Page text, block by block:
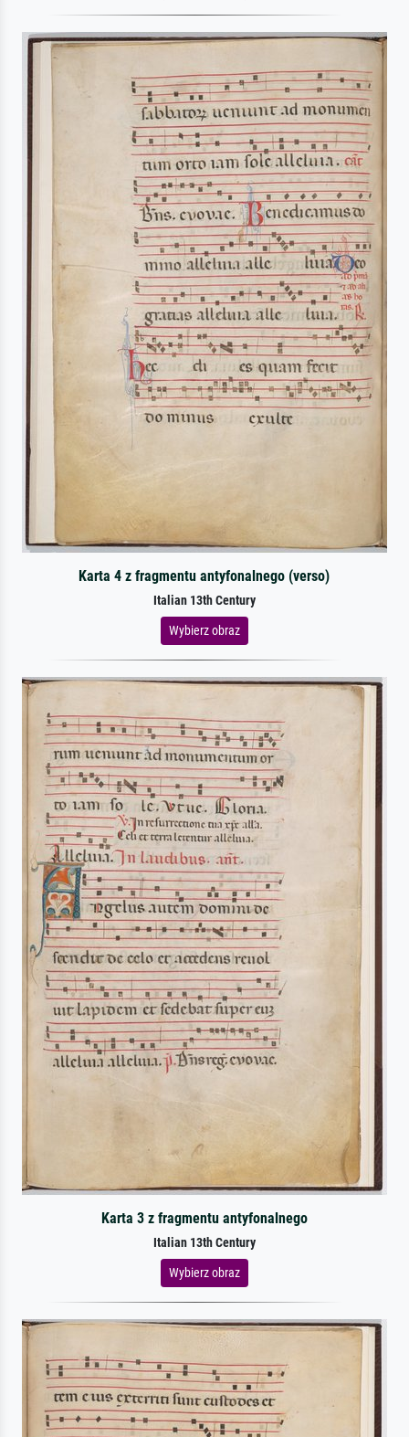
Karta 4 z fragmentu antyfonalnego (verso)
Italian 13th Century
Wybierz obraz
Karta 3 z fragmentu antyfonalnego
Italian 13th Century
Wybierz obraz